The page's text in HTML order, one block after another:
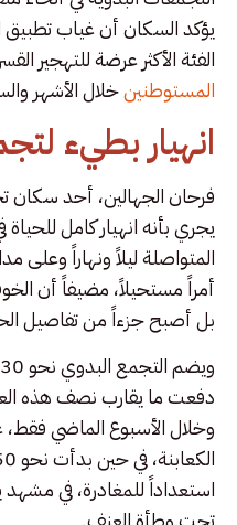
يؤكد السكان أن غياب
الفئة الأكثر عرضة للتهجير
المستوطنينخلال الأشهر
انهيار بطيء
فرحان الجهالين، أحد
يجري بأنه انهيار كامل
المتواصلة ليلاً ونهاراً وعلى
أمراً مستحيلاً، مضيفاً أن
بل أصبح جزءاً من تفاصيل
دفعت ما يقارب نصف هذه
استعداداً للمغادرة، في